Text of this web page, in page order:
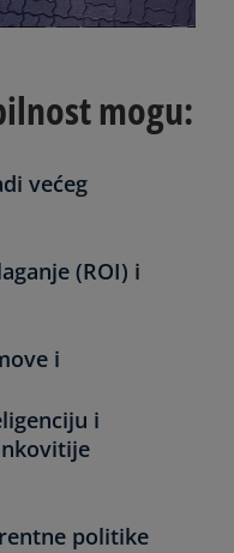
mogu:
većeg
(ROI) i
i
i
politike